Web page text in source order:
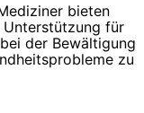
bieten
Unterstützung für
der Bewältigung
zu